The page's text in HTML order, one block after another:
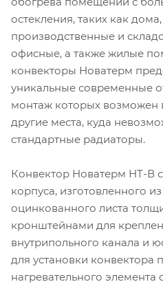
остекления, таких как
производственные и
офисные, а также жилые
конвекторы Новатерм
уникальные современные
монтаж которых возможен
другие места, куда
стандартные радиаторы.
Конвектор Новатерм НТ-В
корпуса, изготовленного
оцинкованного листа
кронштейнами для
внутрипольного канала и
для установки конвектора
нагревательного